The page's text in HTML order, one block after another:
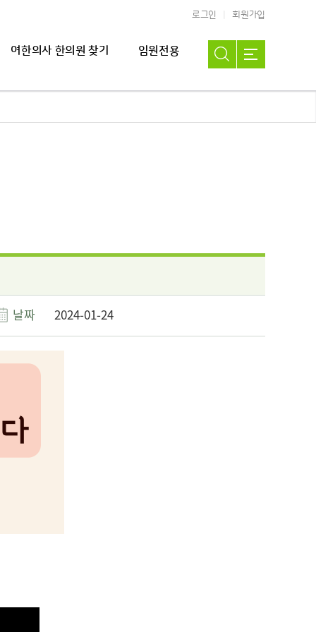
로그인 회원가입
여한의사 한의원 찾기 임원전용
날짜 2024-01-24